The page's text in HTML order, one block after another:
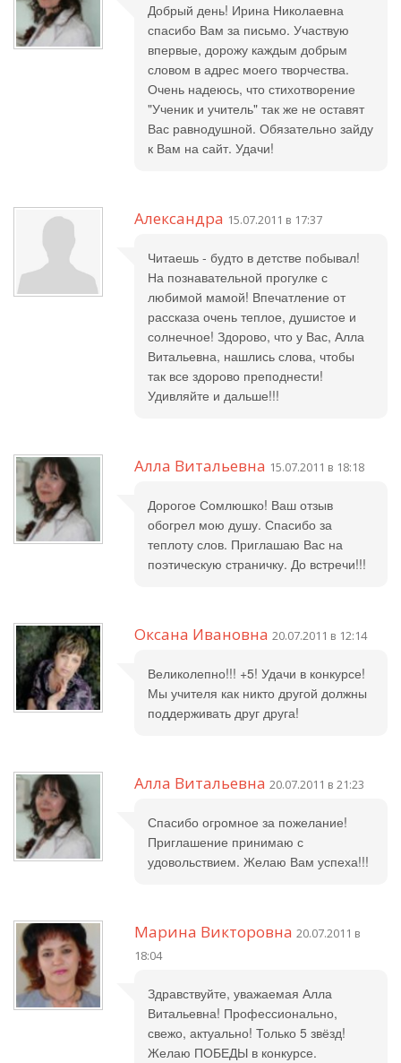
Добрый день! Ирина Николаевна
спасибо Вам за письмо. Участвую
впервые, дорожу каждым добрым
словом в адрес моего творчества.
Очень надеюсь, что стихотворение
"Ученик и учитель" так же не оставят
Вас равнодушной. Обязательно зайду
к Вам на сайт. Удачи!
Александра 15.07.2011 в 17:37
Читаешь - будто в детстве побывал!
На познавательной прогулке с
любимой мамой! Впечатление от
рассказа очень теплое, душистое и
солнечное! Здорово, что у Вас, Алла
Витальевна, нашлись слова, чтобы
так все здорово преподнести!
Удивляйте и дальше!!!
Алла Витальевна 15.07.2011 в 18:18
Дорогое Сомлюшко! Ваш отзыв
обогрел мою душу. Спасибо за
теплоту слов. Приглашаю Вас на
поэтическую страничку. До встречи!!!
Оксана Ивановна 20.07.2011 в 12:14
Великолепно!!! +5! Удачи в конкурсе!
Мы учителя как никто другой должны
поддерживать друг друга!
Алла Витальевна 20.07.2011 в 21:23
Спасибо огромное за пожелание!
Приглашение принимаю с
удовольствием. Желаю Вам успеха!!!
Марина Викторовна 20.07.2011 в
18:04
Здравствуйте, уважаемая Алла
Витальевна! Профессионально,
свежо, актуально! Только 5 звёзд!
Желаю ПОБЕДЫ в конкурсе.